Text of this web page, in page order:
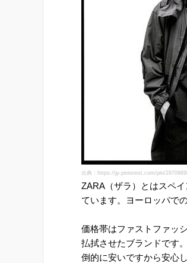
出典：https://jp.pinterest.com/pin/
ZARA（ザラ）とはスペ
ています。ヨーロッパで
価格帯はファストファッ
払拭させたブランドです
倒的に安いですから安心